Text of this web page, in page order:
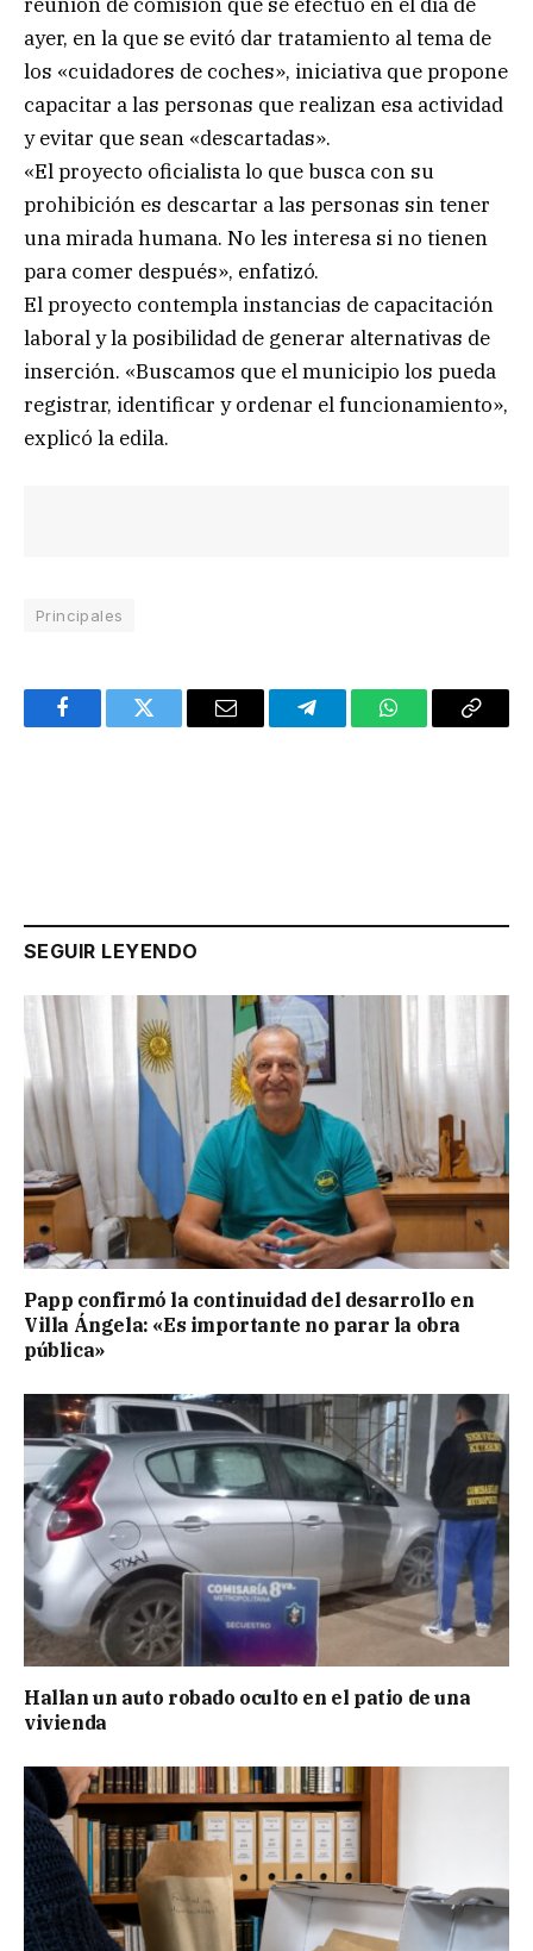
ayer, en la que se evitó dar tratamiento al tema de
los «cuidadores de coches», iniciativa que propone
capacitar a las personas que realizan esa actividad
y evitar que sean «descartadas».
«El proyecto oficialista lo que busca con su
prohibición es descartar a las personas sin tener
una mirada humana. No les interesa si no tienen
para comer después», enfatizó.
El proyecto contempla instancias de capacitación
laboral y la posibilidad de generar alternativas de
inserción. «Buscamos que el municipio los pueda
registrar, identificar y ordenar el funcionamiento»,
explicó la edila.
Principales
FacebookTwitter Email TelegramWhatsAppCopy
SEGUIR LEYENDO
Papp confirmó la continuidad del desarrollo en
Villa Ángela: «Es importante no parar la obra
pública»
Hallan un auto robado oculto en el patio de una
vivienda